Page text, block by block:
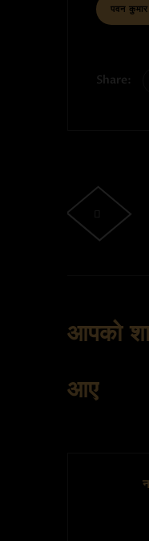
पवन कुमार
Share:
आपको
आए